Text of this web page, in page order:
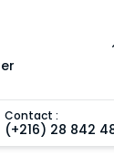
Contact :
(+216) 28 842